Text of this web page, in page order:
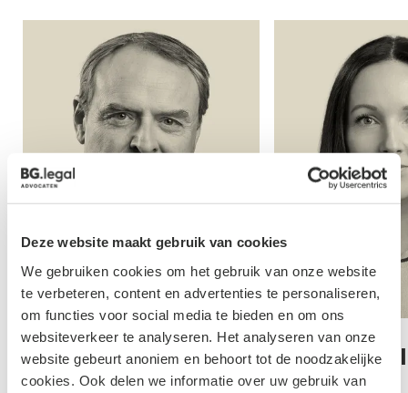
Deze website maakt gebruik van cookies
We gebruiken cookies om het gebruik van onze website
te verbeteren, content en advertenties te personaliseren,
om functies voor social media te bieden en om ons
websiteverkeer te analyseren. Het analyseren van onze
website gebeurt anoniem en behoort tot de noodzakelijke
cookies. Ook delen we informatie over uw gebruik van
Irene de Mol - van
Schijndel